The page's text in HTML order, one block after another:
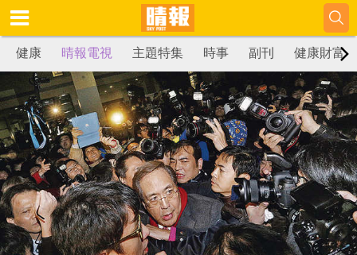
健康 晴報電視 主題特集 時事 副刊 健康財富